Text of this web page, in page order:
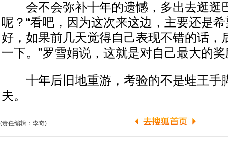
会不会弥补十年的遗憾，多出去逛逛
呢？“看吧，因为这次来这边，主要还是
好，如果前几天觉得自己表现不错的话，
一下。”罗雪娟说，这就是对自己最大的
十年后旧地重游，考验的不是蛙王手
夫。
(责任编辑：李奇)